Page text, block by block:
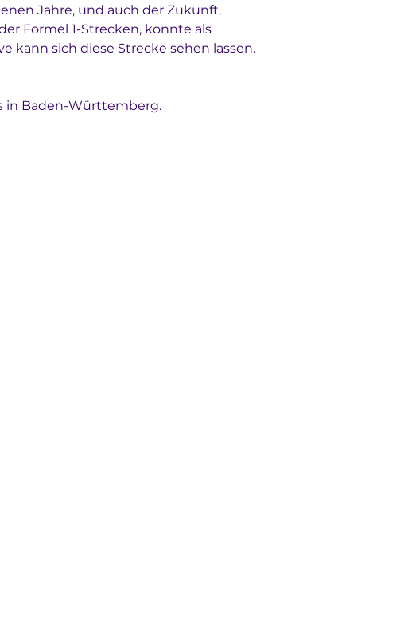
Jahre, und auch der Zukunft,
Formel 1-Strecken, konnte als
kann sich diese Strecke sehen lassen.
in Baden-Württemberg.